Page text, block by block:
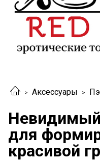
Аксессуары
Невидимый
для
красивой